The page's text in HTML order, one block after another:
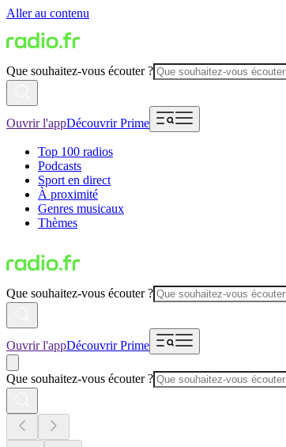
Aller au contenu
Que souhaitez-vous écouter ?
Ouvrir l'appDécouvrir Prime
Top 100 radios
Podcasts
Sport en direct
À proximité
Genres musicaux
Thèmes
Que souhaitez-vous écouter ?
Ouvrir l'appDécouvrir Prime
Que souhaitez-vous écouter ?